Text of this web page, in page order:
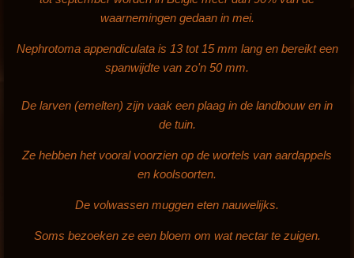
waarnemingen gedaan in mei.
Nephrotoma appendiculata is 13 tot 15 mm lang en bereikt een
spanwijdte van zo'n 50 mm.
De larven (emelten) zijn vaak een plaag in de landbouw en in
de tuin.
Ze hebben het vooral voorzien op de wortels van aardappels
en koolsoorten.
De volwassen muggen eten nauwelijks.
Soms bezoeken ze een bloem om wat nectar te zuigen.